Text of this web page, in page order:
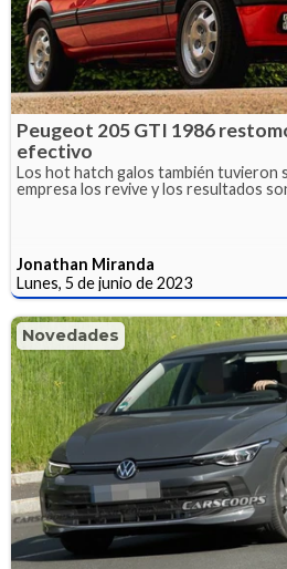
Peugeot 205 GTI 1986
efectivo
Los hot hatch galos también tuvieron
empresa los revive y los resultados
Jonathan Miranda
Lunes, 5 de junio de 2023
Novedades